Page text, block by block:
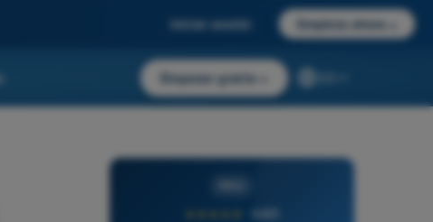
Iniciar sesión Empieza ahora
Empezar gratis
4,6/5